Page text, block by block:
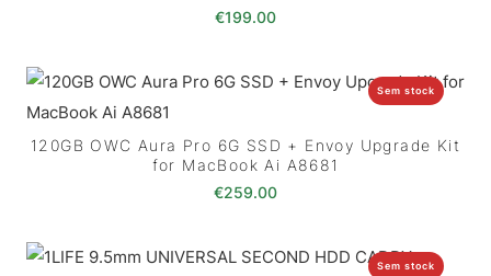
€199.00
Sem stock
120GB OWC Aura Pro 6G SSD + Envoy Upgrade Kit
for MacBook Ai A8681
€259.00
Sem stock